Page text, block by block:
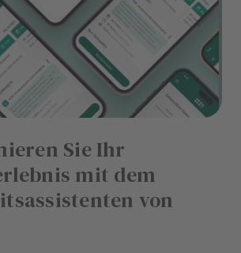
Sie Ihr
mit dem
von